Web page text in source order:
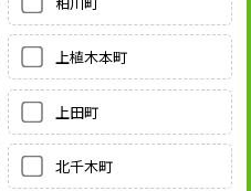
上植木本町
上田町
北千木町